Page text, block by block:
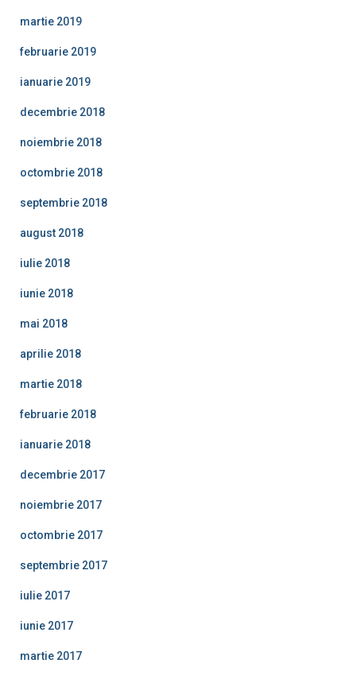
martie 2019
februarie 2019
ianuarie 2019
decembrie 2018
noiembrie 2018
octombrie 2018
septembrie 2018
august 2018
iulie 2018
iunie 2018
mai 2018
aprilie 2018
martie 2018
februarie 2018
ianuarie 2018
decembrie 2017
noiembrie 2017
octombrie 2017
septembrie 2017
iulie 2017
iunie 2017
martie 2017